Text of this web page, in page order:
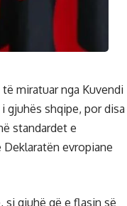
miratuar nga Kuvendi
gjuhës shqipe, por disa
standardet e
evropiane
si gjuhë që e flasin së